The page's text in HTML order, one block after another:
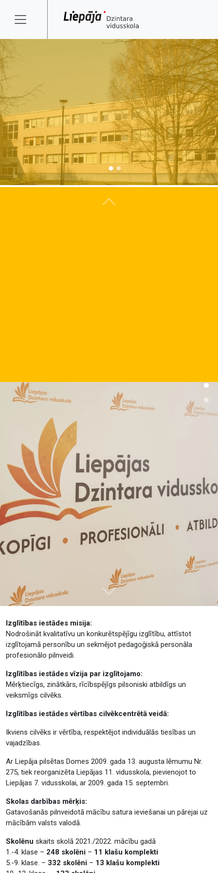
Atpakaļ
Tālāk
Izglītības iestādes misija:
Nodrošināt kvalitatīvu un konkurētspējīgu izglītību, attīstot
izglītojamā personību un sekmējot pedagoģiskā personāla
profesionālo pilnveidi.
Izglītības iestādes vīzija par izglītojamo:
Mērķtiecīgs, zinātkārs, rīcībspējīgs pilsoniski atbildīgs un
veiksmīgs cilvēks.
Izglītības iestādes vērtības cilvēkcentrētā veidā:
Ikviens cilvēks ir vērtība, respektējot individuālās tiesības un
vajadzības.
Ar Liepāja pilsētas Domes 2009. gada 13. augusta lēmumu Nr.
275, tiek reorganizēta Liepājas 11. vidusskola, pievienojot to
Liepājas 7. vidusskolai, ar 2009. gada 15. septembri.
Skolas darbības mērķis:
Gatavošanās pilnveidotā mācību satura ieviešanai un pārejai uz
mācībām valsts valodā.
Skolēnu skaits skolā 2021./2022. mācību gadā
1.-4. klase – 248 skolēni – 11 klašu komplekti
5.-9. klase. – 332 skolēni – 13 klašu komplekti